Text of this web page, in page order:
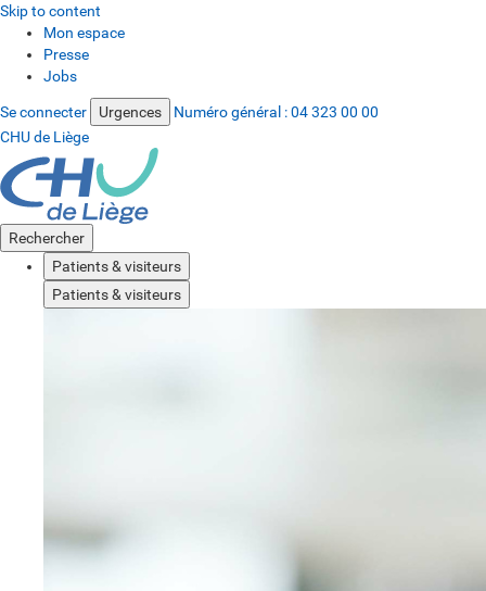
Skip to content
Mon espace
Presse
Jobs
Se connecter Urgences Numéro général :04 323 00 00
CHU de Liège
Rechercher
Patients & visiteurs
Patients & visiteurs